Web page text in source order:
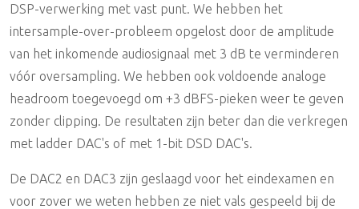
DSP-verwerking met vast punt. We hebben het
intersample-over-probleem opgelost door de amplitude
van het inkomende audiosignaal met 3 dB te verminderen
vóór oversampling. We hebben ook voldoende analoge
headroom toegevoegd om +3 dBFS-pieken weer te geven
zonder clipping. De resultaten zijn beter dan die verkregen
met ladder DAC's of met 1-bit DSD DAC's.
De DAC2 en DAC3 zijn geslaagd voor het eindexamen en
voor zover we weten hebben ze niet vals gespeeld bij de